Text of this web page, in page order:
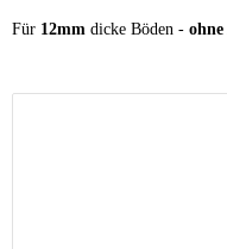
Für 12mm dicke Böden - ohne